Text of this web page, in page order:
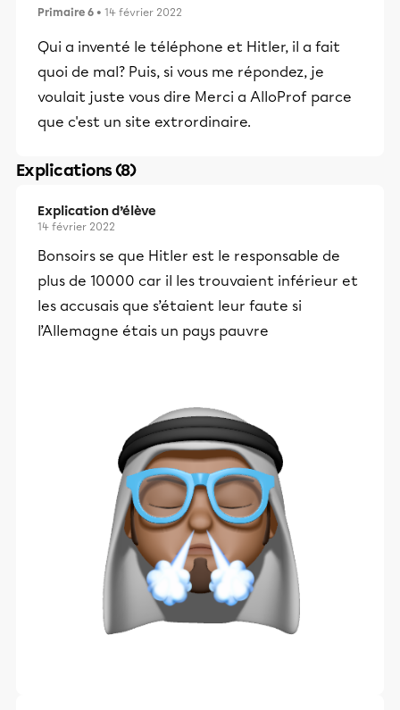
Primaire 6 • 14 février 2022
Qui a inventé le téléphone et Hitler, il a fait
quoi de mal? Puis, si vous me répondez, je
voulait juste vous dire Merci a AlloProf parce
que c'est un site extrordinaire.
Explications (8)
Explication d’élève
14 février 2022
Bonsoirs se que Hitler est le responsable de
plus de 10000 car il les trouvaient inférieur et
les accusais que s’étaient leur faute si
l’Allemagne étais un pays pauvre